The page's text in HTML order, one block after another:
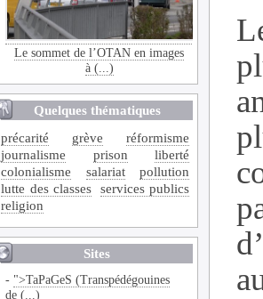
Le sommet de l’OTAN en images
à (...)
Quelques thématiques
précarité
grève
réformisme
journalisme
prison
liberté
colonialisme
salariat
pollution
lutte des classes
services publics
religion
Sites
- ">TaPaGeS (Transpédégouines
de (...)